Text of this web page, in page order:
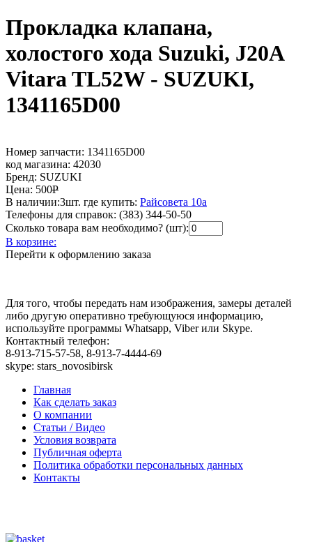
Прокладка клапана,
холостого хода Suzuki, J20A
Vitara TL52W - SUZUKI,
1341165D00
Номер запчасти: 1341165D00
код магазина: 42030
Бренд: SUZUKI
Цена: 500Р
В наличии:3шт. где купить: Райсовета 10а
Телефоны для справок: (383) 344-50-50
Сколько товара вам необходимо? (шт):
В корзине:
Перейти к оформлению заказа
Для того, чтобы передать нам изображения, замеры деталей
либо другую оперативно требующуюся информацию,
используйте программы Whatsapp, Viber или Skype.
Контактный телефон:
8-913-715-57-58, 8-913-7-4444-69
skype: stars_novosibirsk
Главная
Как сделать заказ
О компании
Статьи / Видео
Условия возврата
Публичная оферта
Политика обработки персональных данных
Контакты